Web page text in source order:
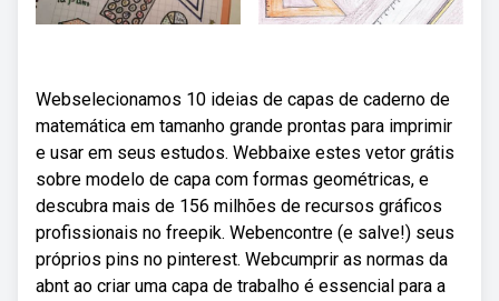
Webselecionamos 10 ideias de capas de caderno de
matemática em tamanho grande prontas para imprimir
e usar em seus estudos. Webbaixe estes vetor grátis
sobre modelo de capa com formas geométricas, e
descubra mais de 156 milhões de recursos gráficos
profissionais no freepik. Webencontre (e salve!) seus
próprios pins no pinterest. Webcumprir as normas da
abnt ao criar uma capa de trabalho é essencial para a